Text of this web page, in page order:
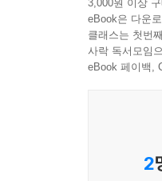
“시는 창조적
『토지』 너
고통과 희망
박경리의 삶
3,000원 이상
eBook은 다운
클래스는 첫번
사락 독서모임
eBook 페이백,
2